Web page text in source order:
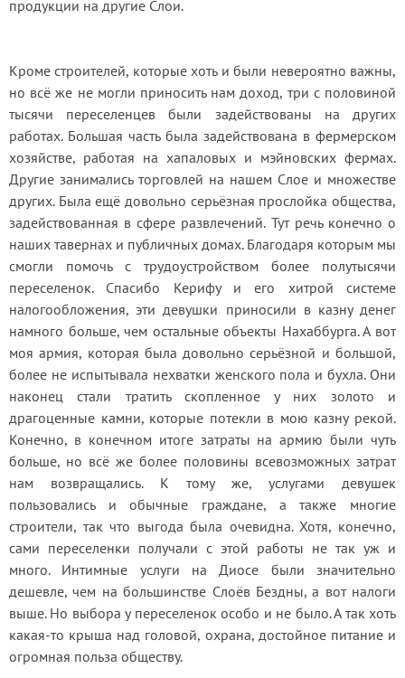
продукции на другие Слои.
Кроме строителей, которые хоть и были невероятно важны,
но всё же не могли приносить нам доход, три с половиной
тысячи переселенцев были задействованы на других
работах. Большая часть была задействована в фермерском
хозяйстве, работая на хапаловых и мэйновских фермах.
Другие занимались торговлей на нашем Слое и множестве
других. Была ещё довольно серьёзная прослойка общества,
задействованная в сфере развлечений. Тут речь конечно о
наших тавернах и публичных домах. Благодаря которым мы
смогли помочь с трудоустройством более полутысячи
переселенок. Спасибо Керифу и его хитрой системе
налогообложения, эти девушки приносили в казну денег
намного больше, чем остальные объекты Нахаббурга. А вот
моя армия, которая была довольно серьёзной и большой,
более не испытывала нехватки женского пола и бухла. Они
наконец стали тратить скопленное у них золото и
драгоценные камни, которые потекли в мою казну рекой.
Конечно, в конечном итоге затраты на армию были чуть
больше, но всё же более половины всевозможных затрат
нам возвращались. К тому же, услугами девушек
пользовались и обычные граждане, а также многие
строители, так что выгода была очевидна. Хотя, конечно,
сами переселенки получали с этой работы не так уж и
много. Интимные услуги на Диосе были значительно
дешевле, чем на большинстве Слоёв Бездны, а вот налоги
выше. Но выбора у переселенок особо и не было. А так хоть
какая-то крыша над головой, охрана, достойное питание и
огромная польза обществу.